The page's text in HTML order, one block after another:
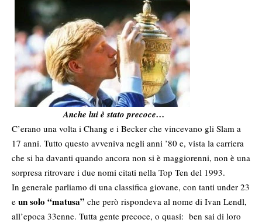
Anche lui è stato precoce…
C’erano una volta i Chang e i Becker che vincevano gli Slam a
17 anni. Tutto questo avveniva negli anni ’80 e, vista la carriera
che si ha davanti quando ancora non si è maggiorenni, non è una
sorpresa ritrovare i due nomi citati nella Top Ten del 1993.
In generale parliamo di una classifica giovane, con tanti under 23
e un solo “matusa” che però rispondeva al nome di Ivan Lendl,
all’epoca 33enne. Tutta gente precoce, o quasi: ben sai di loro